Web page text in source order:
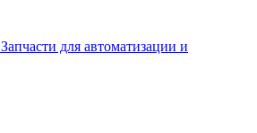
Запчасти для автоматизации и